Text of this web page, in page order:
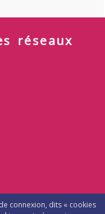
connexion, dits « cookies
réseaux